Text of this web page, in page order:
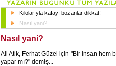
Kilolarıyla kafayı bozanlar dikkat!
Nasıl yani?
Nasıl yani?
Ali Atik, Ferhat Güzel için "Bir insan hem
yapar mı?" demiş...